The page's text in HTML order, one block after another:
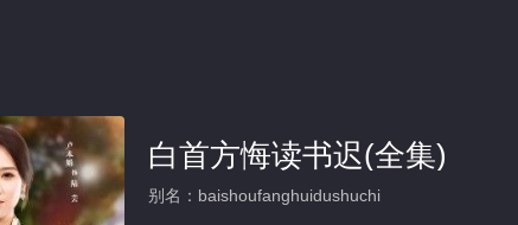
白首方悔读书迟(全集)
别名：baishoufanghuidushuchi